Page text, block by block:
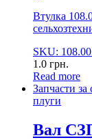
Втулка
SKU:
1.0 грн.
Read more
Запчасти
плуги
Вал